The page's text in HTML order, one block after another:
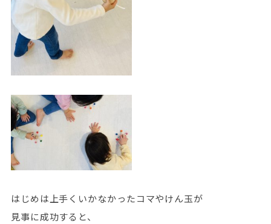
はじめは上手くいかなかったコマやけん玉が
見事に成功すると、